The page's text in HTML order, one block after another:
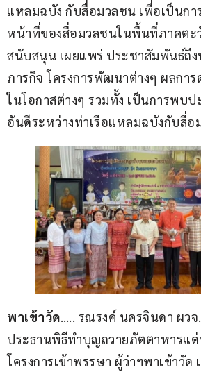
แหลมฉบัง กับสื่อมวลชน เพื่อเป็นก
หน้าที่ของสื่อมวลชนในพื้นที่ภาคตะ
สนับสนุน เผยแพร่ ประชาสัมพันธ์ถึ
ภารกิจ โครงการพัฒนาต่างๆ ผลการ
ในโอกาสต่างๆ รวมทั้ง เป็นการพบ
อันดีระหว่างท่าเรือแหลมฉบังกับสื่
พาเข้าวัด….. รณรงค์ นครจินดา ผว
ประธานพิธีทำบุญถวายภัตตาหารแ
โครงการเข้าพรรษา ผู้ว่าฯพาเข้าวัด